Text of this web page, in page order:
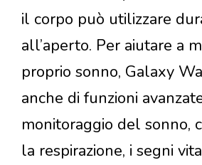
il corpo può utilizzare
all’aperto. Per aiutare a
proprio sonno, Galaxy
anche di funzioni
monitoraggio del sonno,
la respirazione, i segni